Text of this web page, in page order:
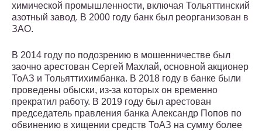
химической промышленности, включая Тольяттинский
азотный завод. В 2000 году банк был реорганизован в
ЗАО.
В 2014 году по подозрению в мошенничестве был
заочно арестован Сергей Махлай, основной акционер
ТоАЗ и Тольяттихимбанка. В 2018 году в банке были
проведены обыски, из-за которых он временно
прекратил работу. В 2019 году был арестован
председатель правления банка Александр Попов по
обвинению в хищении средств ТоАЗ на сумму более